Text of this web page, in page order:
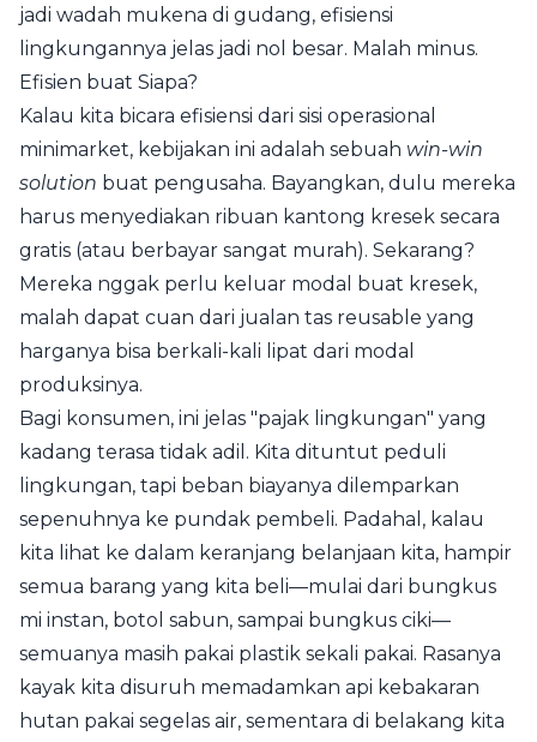
jadi wadah mukena di gudang, efisiensi
lingkungannya jelas jadi nol besar. Malah minus.
Efisien buat Siapa?
Kalau kita bicara efisiensi dari sisi operasional
minimarket, kebijakan ini adalah sebuah win-win
solution buat pengusaha. Bayangkan, dulu mereka
harus menyediakan ribuan kantong kresek secara
gratis (atau berbayar sangat murah). Sekarang?
Mereka nggak perlu keluar modal buat kresek,
malah dapat cuan dari jualan tas reusable yang
harganya bisa berkali-kali lipat dari modal
produksinya.
Bagi konsumen, ini jelas "pajak lingkungan" yang
kadang terasa tidak adil. Kita dituntut peduli
lingkungan, tapi beban biayanya dilemparkan
sepenuhnya ke pundak pembeli. Padahal, kalau
kita lihat ke dalam keranjang belanjaan kita, hampir
semua barang yang kita beli—mulai dari bungkus
mi instan, botol sabun, sampai bungkus ciki—
semuanya masih pakai plastik sekali pakai. Rasanya
kayak kita disuruh memadamkan api kebakaran
hutan pakai segelas air, sementara di belakang kita